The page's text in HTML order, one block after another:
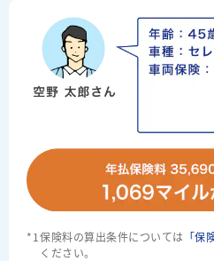
保険料の算出条件については 「保
ください。